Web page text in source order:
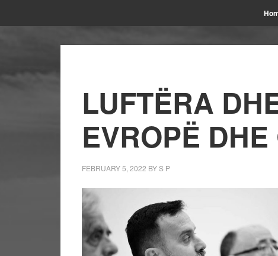
LUFTËRA
EVROPË
FEBRUARY 5, 2022 BYS P